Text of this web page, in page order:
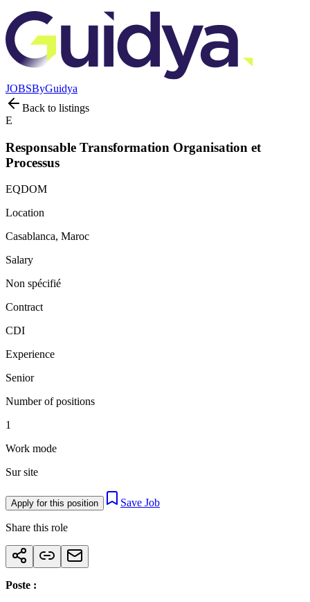
JOBSByGuidya
Back to listings
E
Responsable Transformation Organisation et
Processus
EQDOM
Location
Casablanca, Maroc
Salary
Non spécifié
Contract
CDI
Experience
Senior
Number of positions
1
Work mode
Sur site
Apply for this position Save Job
Share this role
Poste :